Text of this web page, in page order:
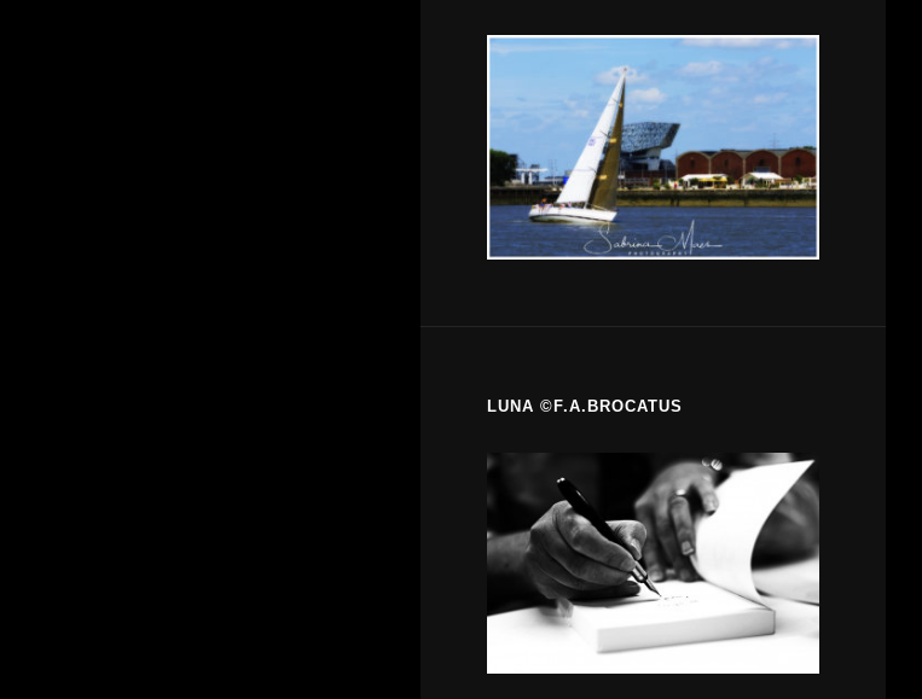
LUNA ©F.A.BROCATUS